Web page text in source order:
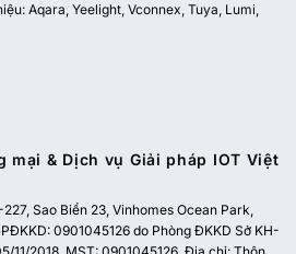
Aqara, Yeelight, Vconnex, Tuya, Lumi,
mại & Dịch vụ Giải pháp IOT Việt
Sao Biển 23, Vinhomes Ocean Park,
0901045126 do Phòng ĐKKD Sở KH-